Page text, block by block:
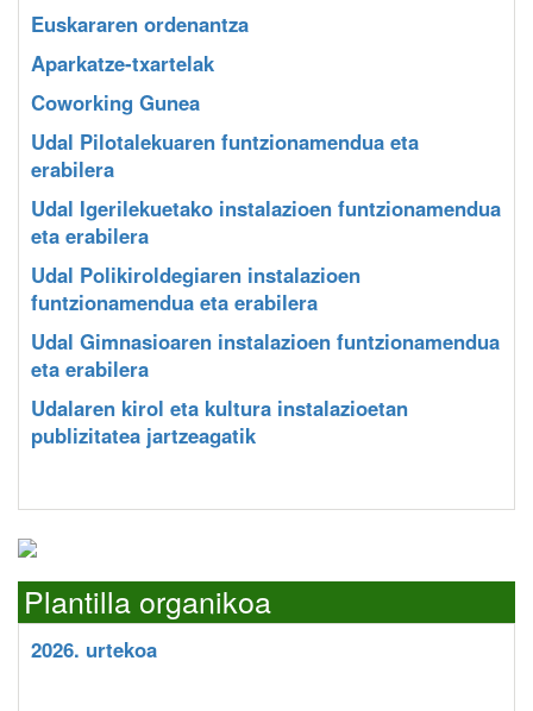
Euskararen ordenantza
Aparkatze-txartelak
Coworking Gunea
Udal Pilotalekuaren funtzionamendua eta
erabilera
Udal Igerilekuetako instalazioen funtzionamendua
eta erabilera
Udal Polikiroldegiaren instalazioen
funtzionamendua eta erabilera
Udal Gimnasioaren instalazioen funtzionamendua
eta erabilera
Udalaren kirol eta kultura instalazioetan
publizitatea jartzeagatik
Plantilla organikoa
2026. urtekoa